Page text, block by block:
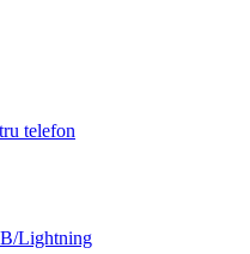
telefon
Lightning